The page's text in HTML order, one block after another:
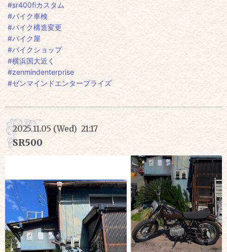
#sr400fiカスタム
#バイク車検
#バイク構造変更
#バイク屋
#バイクショップ
#横浜国大近く
#zenmindenterprise
#ゼンマインドエンタープライズ
2025.11.05 (Wed) 21:17
SR500